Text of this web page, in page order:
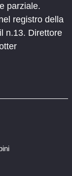
parziale.
registro della
n.13. Direttore